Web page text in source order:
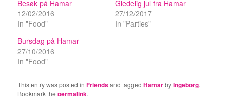
Besøk på Hamar
12/02/2016
In "Food"
Gledelig jul fra Hamar
27/12/2017
In "Parties"
Bursdag på Hamar
27/10/2016
In "Food"
This entry was posted inFriendsand taggedHamarbyIngeborg.
Bookmark thepermalink.